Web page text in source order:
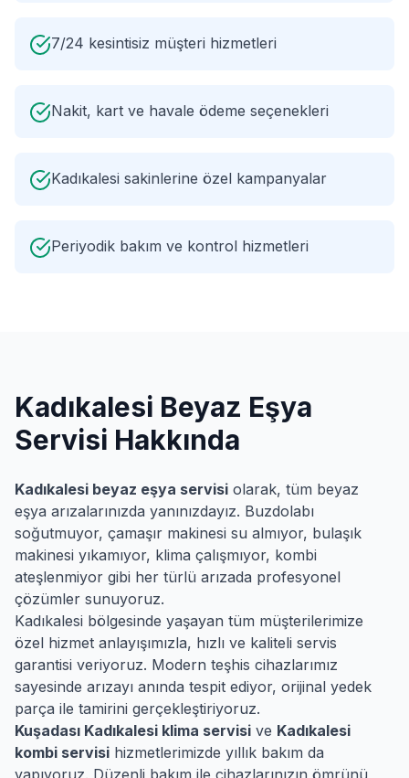
7/24 kesintisiz müşteri hizmetleri
Nakit, kart ve havale ödeme seçenekleri
Kadıkalesi sakinlerine özel kampanyalar
Periyodik bakım ve kontrol hizmetleri
Kadıkalesi Beyaz Eşya
Servisi Hakkında
Kadıkalesi beyaz eşya servisi olarak, tüm beyaz
eşya arızalarınızda yanınızdayız. Buzdolabı
soğutmuyor, çamaşır makinesi su almıyor, bulaşık
makinesi yıkamıyor, klima çalışmıyor, kombi
ateşlenmiyor gibi her türlü arızada profesyonel
çözümler sunuyoruz.
Kadıkalesi bölgesinde yaşayan tüm müşterilerimize
özel hizmet anlayışımızla, hızlı ve kaliteli servis
garantisi veriyoruz. Modern teşhis cihazlarımız
sayesinde arızayı anında tespit ediyor, orijinal yedek
parça ile tamirini gerçekleştiriyoruz.
Kuşadası Kadıkalesi klima servisi ve Kadıkalesi
kombi servisi hizmetlerimizde yıllık bakım da
yapıyoruz. Düzenli bakım ile cihazlarınızın ömrünü